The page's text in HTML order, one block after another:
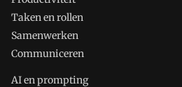
Taken en rollen
Samenwerken
Communiceren
AI en prompting